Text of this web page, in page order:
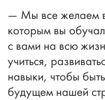
— Мы все желаем
которым вы
с вами на всю
учиться,
навыки, чтобы
будущем нашей